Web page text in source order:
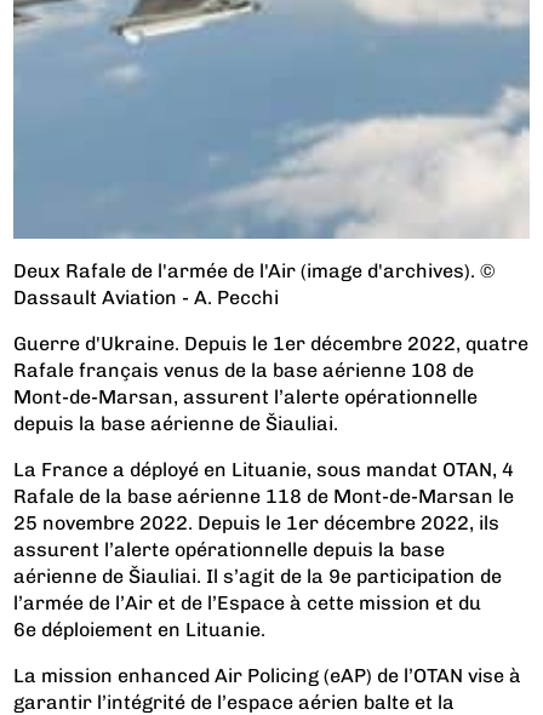
Deux Rafale de l'armée de l'Air (image d'archives). ©
Dassault Aviation - A. Pecchi
Guerre d'Ukraine. Depuis le 1er décembre 2022, quatre
Rafale français venus de la base aérienne 108 de
Mont-de-Marsan, assurent l’alerte opérationnelle
depuis la base aérienne de Šiauliai.
La France a déployé en Lituanie, sous mandat OTAN, 4
Rafale de la base aérienne 118 de Mont-de-Marsan le
25 novembre 2022. Depuis le 1er décembre 2022, ils
assurent l’alerte opérationnelle depuis la base
aérienne de Šiauliai. Il s’agit de la 9e participation de
l’armée de l’Air et de l’Espace à cette mission et du
6e déploiement en Lituanie.
La mission enhanced Air Policing (eAP) de l’OTAN vise à
garantir l’intégrité de l’espace aérien balte et la